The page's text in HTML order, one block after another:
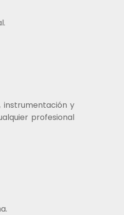
instrumentación y
profesional